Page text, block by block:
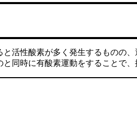
活性酸素が多く発生するものの
同時に有酸素運動をすることで